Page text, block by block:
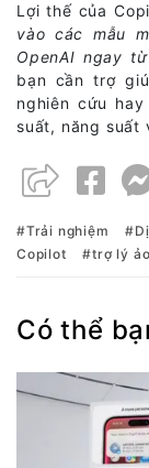
Lợi thế của
vào các mẫu
OpenAI ngay
bạn cần trợ
nghiên cứu
suất, năng suất
Trải nghiệm
Copilot
trợ lý
Có thể